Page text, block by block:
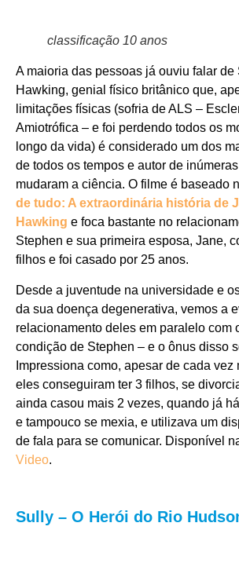
classificação 10 anos
A maioria das pessoas já ouviu falar de
Hawking, genial físico britânico que,
limitações físicas (sofria de ALS –
Amiotrófica – e foi perdendo todos os
longo da vida) é considerado um dos
de todos os tempos e autor de
mudaram a ciência. O filme é baseado
de tudo: A extraordinária história de
Hawking e foca bastante no
Stephen e sua primeira esposa, Jane,
filhos e foi casado por 25 anos.
Desde a juventude na universidade e
da sua doença degenerativa, vemos a
relacionamento deles em paralelo com
condição de Stephen – e o ônus disso
Impressiona como, apesar de cada vez
eles conseguiram ter 3 filhos, se
ainda casou mais 2 vezes, quando já
e tampouco se mexia, e utilizava um
de fala para se comunicar. Disponível
Video.
Sully – O Herói do Rio